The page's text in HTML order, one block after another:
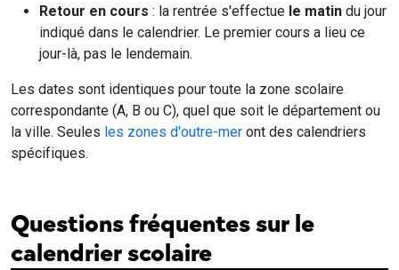
Retour en cours : la rentrée s'effectue le matin du jour
indiqué dans le calendrier. Le premier cours a lieu ce
jour-là, pas le lendemain.
Les dates sont identiques pour toute la zone scolaire
correspondante (A, B ou C), quel que soit le département ou
la ville. Seules les zones d'outre-mer ont des calendriers
spécifiques.
Questions fréquentes sur le
calendrier scolaire